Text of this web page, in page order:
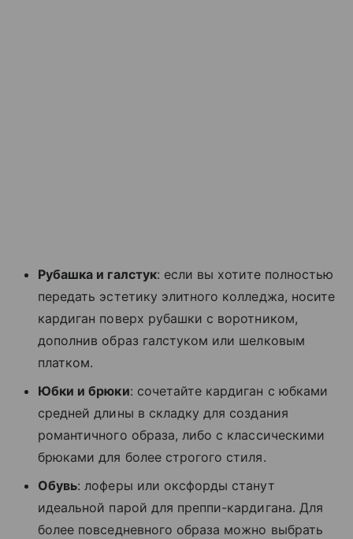
Рубашка и галстук: если вы хотите полностью
передать эстетику элитного колледжа, носите
кардиган поверх рубашки с воротником,
дополнив образ галстуком или шелковым
платком.
Юбки и брюки: сочетайте кардиган с юбками
средней длины в складку для создания
романтичного образа, либо с классическими
брюками для более строгого стиля.
Обувь: лоферы или оксфорды станут
идеальной парой для преппи-кардигана. Для
более повседневного образа можно выбрать